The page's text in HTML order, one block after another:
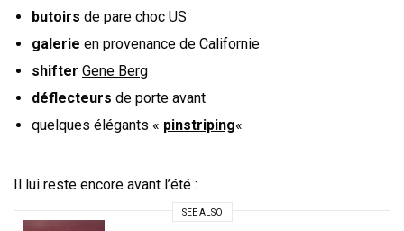
butoirs de pare choc US
galerie en provenance de Californie
shifter Gene Berg
déflecteurs de porte avant
quelques élégants « pinstriping«
Il lui reste encore avant l’été :
SEE ALSO